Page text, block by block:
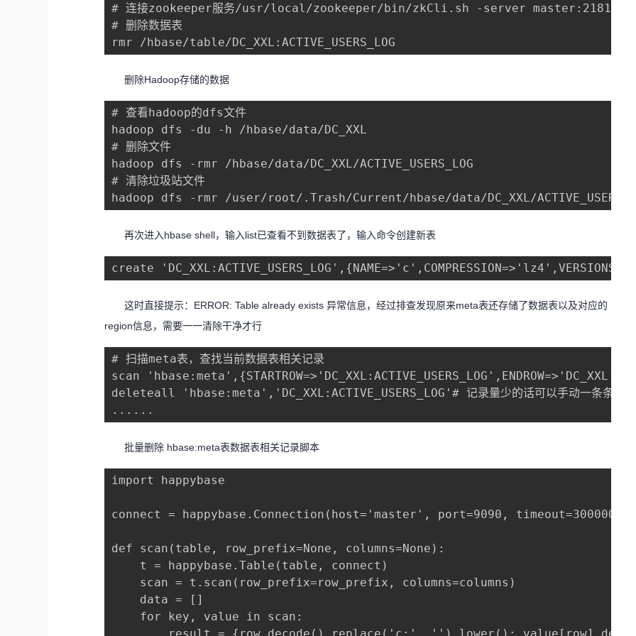
# 连接zookeeper服务/usr/local/zookeeper/bin/zkCli.sh -server master:2181# 查
# 删除数据表
rmr /hbase/table/DC_XXL:ACTIVE_USERS_LOG
删除Hadoop存储的数据
# 查看hadoop的dfs文件
hadoop dfs -du -h /hbase/data/DC_XXL
# 删除文件
hadoop dfs -rmr /hbase/data/DC_XXL/ACTIVE_USERS_LOG
# 清除垃圾站文件
hadoop dfs -rmr /user/root/.Trash/Current/hbase/data/DC_XXL/
再次进入hbase shell，输入list已查看不到数据表了，输入命令创建新表
create
这时直接提示：ERROR: Table already exists 异常信息，经过排查发现原来meta表还存储了数据表以及对应的
region信息，需要一一清除干净才行
# 扫描meta表，查找当前数据表相关记录
scan
deleteall 'hbase:meta','DC_XXL:ACTIVE_USERS_LOG'# 记录量少的话可以手动一条条删除
......
批量删除 hbase:meta表数据表相关记录脚本
import happybase
connect = happybase.Connection(host='master', port=9090,
def scan(table, row_prefix=None, columns=None):
t = happybase.Table(table, connect)
scan = t.scan(row_prefix=row_prefix, columns=columns)
data = []
for key, value in scan: